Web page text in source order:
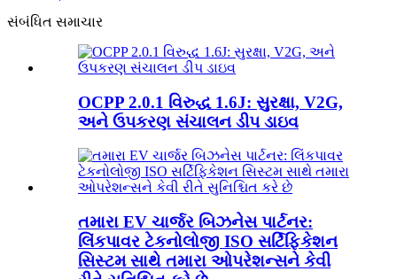
સંબંધિત સમાચાર
OCPP 2.0.1 વિરુદ્ધ 1.6J: સુરક્ષા, V2G,
અને ઉપકરણ સંચાલન ડીપ ડાઇવ
તમારા EV ચાર્જર બિઝનેસ પાર્ટનર:
લિંકપાવર ટેકનોલોજી ISO સર્ટિફિકેશન
સિસ્ટમ સાથે તમારા ઓપરેશન્સને કેવી